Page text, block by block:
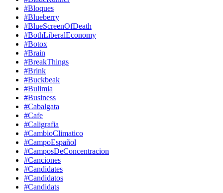
#Bloques
#Blueberry
#BlueScreenOfDeath
#BothLiberalEconomy
#Botox
#Brain
#BreakThings
#Brink
#Buckbeak
#Bulimia
#Business
#Cabalgata
#Cafe
#Caligrafia
#CambioClimatico
#CampoEspañol
#CamposDeConcentracion
#Canciones
#Candidates
#Candidatos
#Candidats